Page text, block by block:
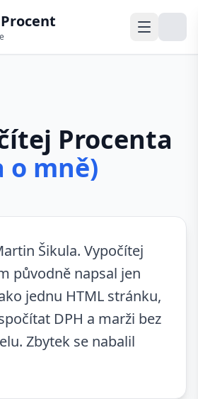
Procenta
o mně)
Šikula. Vypočítej
původně napsal jen
jednu HTML stránku,
DPH a marži bez
Zbytek se nabalil